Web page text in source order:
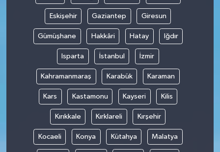
Eskişehir Gaziantep Giresun
Gümüşhane Hakkâri Hatay Iğdır
Isparta İstanbul İzmir
Kahramanmaraş Karabük Karaman
Kars Kastamonu Kayseri Kilis
Kırıkkale Kırklareli Kırşehir
Kocaeli Konya Kütahya Malatya